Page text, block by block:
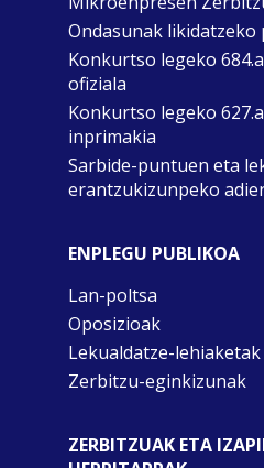
Ondasunak likidatzeko
Konkurtso legeko
ofiziala
Konkurtso legeko
inprimakia
Sarbide-puntuen eta
erantzukizunpeko
ENPLEGU PUBLIKOA
Lan-poltsa
Oposizioak
Lekualdatze-lehiaketak
Zerbitzu-eginkizunak
ZERBITZUAK ETA